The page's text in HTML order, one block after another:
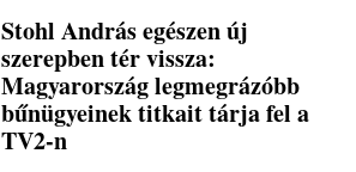
Stohl András egészen új
szerepben tér vissza:
Magyarország legmegrázóbb
bűnügyeinek titkait tárja fel a
TV2-n